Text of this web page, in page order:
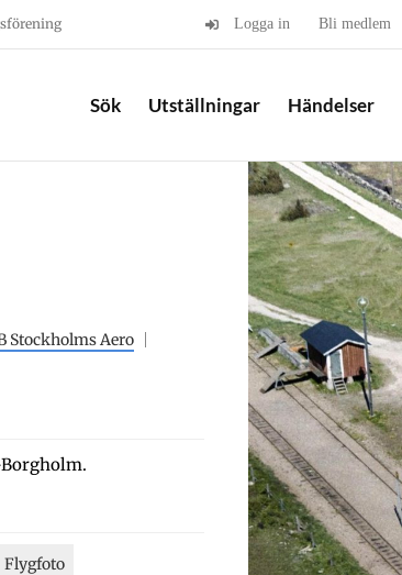
Logga in Bli medlem
Sök Utställningar Händelser
Stockholms Aero
Flygfoto